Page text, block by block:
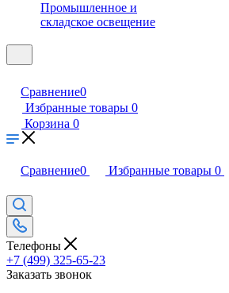
Промышленное и
складское освещение
Сравнение0
Избранные товары 0
Корзина 0
Сравнение0 Избранные товары 0
Телефоны
+7 (499) 325-65-23
Заказать звонок